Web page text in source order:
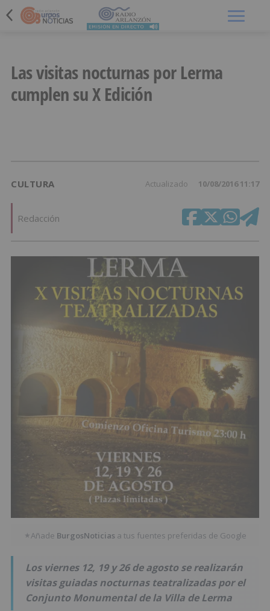
Las visitas nocturnas por Lerma
cumplen su X Edición
CULTURA Actualizado 10/08/2016 11:17
Redacción
★Añade BurgosNoticias a tus fuentes preferidas de Google
Los viernes 12, 19 y 26 de agosto se realizarán
visitas guiadas nocturnas teatralizadas por el
Conjunto Monumental de la Villa de Lerma